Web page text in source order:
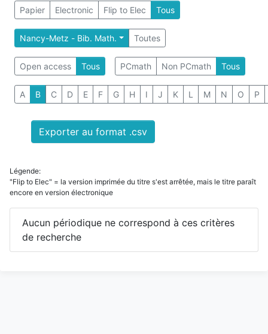
Papier Electronic Flip to Elec Tous
Nancy-Metz - Bib. Math. Toutes
Open access Tous PCmath Non PCmath Tous
A B C D E F G H I J K L M N O P
Exporter au format .csv
Légende:
"Flip to Elec" = la version imprimée du titre s'est arrêtée, mais le titre paraît
encore en version électronique
Aucun périodique ne correspond à ces critères
de recherche